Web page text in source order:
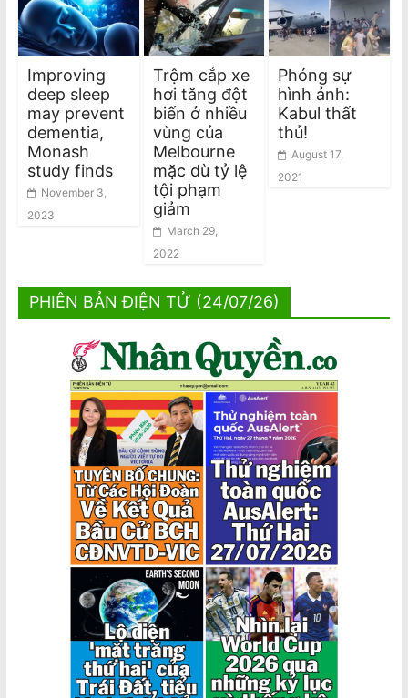
Improving
deep sleep
may prevent
dementia,
Monash
study finds
November 3,
2023
Trộm cắp xe
hơi tăng đột
biến ở nhiều
vùng của
Melbourne
mặc dù tỷ lệ
tội phạm
giảm
March 29,
2022
Phóng sự
hình ảnh:
Kabul thất
thủ!
August 17,
2021
PHIÊN BẢN ĐIỆN TỬ (24/07/26)